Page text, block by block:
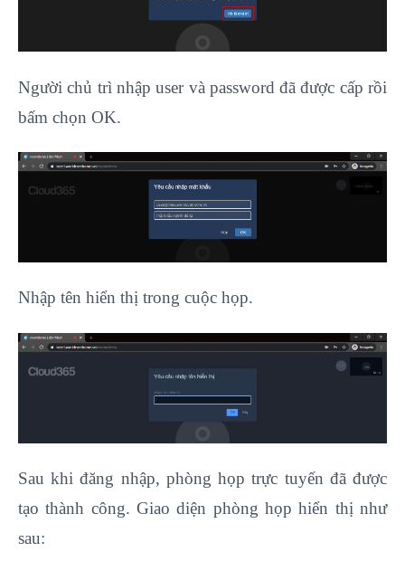
Người chủ trì nhập user và password đã được cấp rồi
bấm chọn OK.
Nhập tên hiển thị trong cuộc họp.
Sau khi đăng nhập, phòng họp trực tuyến đã được
tạo thành công. Giao diện phòng họp hiển thị như
sau: